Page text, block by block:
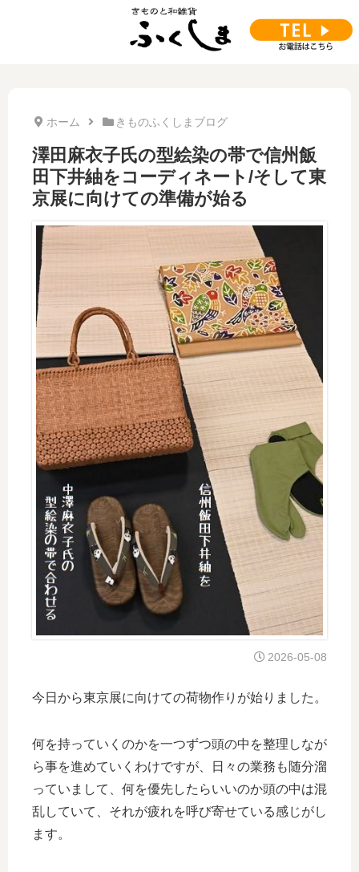
ホーム きものふくしまブログ
澤田麻衣子氏の型絵染の帯で信州飯
田下井紬をコーディネート/そして東
京展に向けての準備が始る
2026-05-08
今日から東京展に向けての荷物作りが始りました。
何を持っていくのかを一つずつ頭の中を整理しなが
ら事を進めていくわけですが、日々の業務も随分溜
っていまして、何を優先したらいいのか頭の中は混
乱していて、それが疲れを呼び寄せている感じがし
ます。